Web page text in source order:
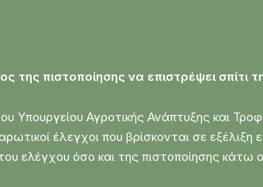
πιστοποίησης να επιστρέψει σπίτι
Αγροτικής Ανάπτυξης και
έλεγχοι που βρίσκονται σε εξέλιξη
ελέγχου όσο και της πιστοποίησης